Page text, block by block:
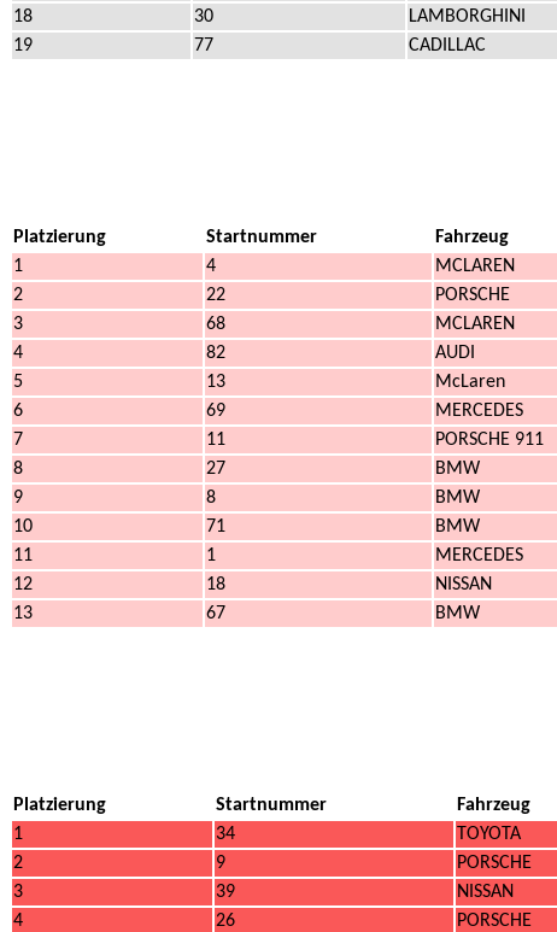
18
30 LAMBORGHINI
19
77 CADILLAC
Platzierung Startnummer Fahrzeug
1
4 MCLAREN
2
22 PORSCHE
3
68 MCLAREN
4
82 AUDI
5
13 McLaren
6
69 MERCEDES
7
11 PORSCHE 911
8
27 BMW
9
8 BMW
10
71 BMW
11
1 MERCEDES
12
18 NISSAN
13
67 BMW
Platzierung Startnummer Fahrzeug
1
34 TOYOTA
2
9 PORSCHE
3
39 NISSAN
4
26 PORSCHE